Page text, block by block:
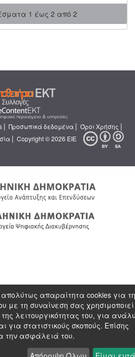
1 έως 2 από 2
| Προσωπικά δεδομένα | Όροι Χρήσης |
| Copyright © 2026 ΕΙΕ
απαραίτητα cookies για
με τη συναίνεση σας χρησιμοποιεί
λειτουργικότητας του, για
για στατιστικούς σκοπούς. Επίσης
την ασφάλειά του.